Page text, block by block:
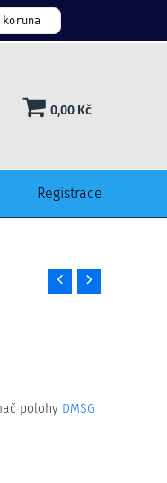
koruna
0,00 Kč
Registrace
polohy DMSG